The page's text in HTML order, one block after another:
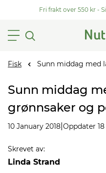
Fri frakt over 550 kr -
Fisk Sunn middag med
Sunn middag
grønnsaker og
10 January 2018 Oppdater
Skrevet av:
Linda Strand